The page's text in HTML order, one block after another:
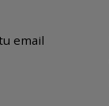
email